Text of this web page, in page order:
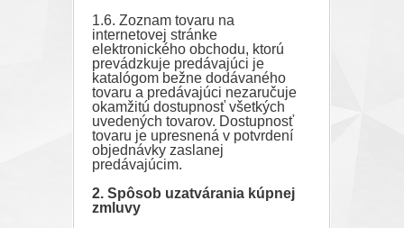
1.6. Zoznam tovaru na
internetovej stránke
elektronického obchodu, ktorú
prevádzkuje predávajúci je
katalógom bežne dodávaného
tovaru a predávajúci nezaručuje
okamžitú dostupnosť všetkých
uvedených tovarov. Dostupnosť
tovaru je upresnená v potvrdení
objednávky zaslanej
predávajúcim.
2. Spôsob uzatvárania kúpnej
zmluvy